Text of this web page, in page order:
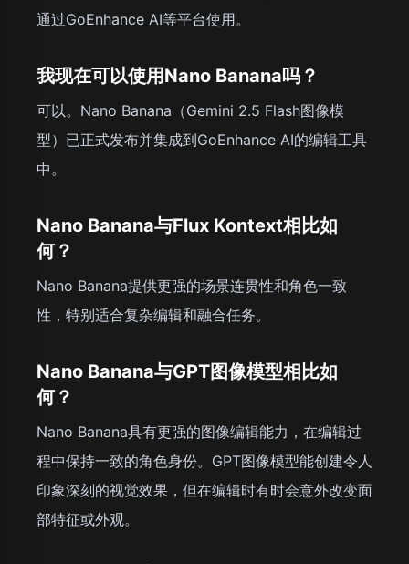
通过GoEnhance AI等平台使用。
我现在可以使用Nano Banana吗？
可以。Nano Banana（Gemini 2.5 Flash图像模
型）已正式发布并集成到GoEnhance AI的编辑工具
中。
Nano Banana与Flux Kontext相比如
何？
Nano Banana提供更强的场景连贯性和角色一致
性，特别适合复杂编辑和融合任务。
Nano Banana与GPT图像模型相比如
何？
Nano Banana具有更强的图像编辑能力，在编辑过
程中保持一致的角色身份。GPT图像模型能创建令人
印象深刻的视觉效果，但在编辑时有时会意外改变面
部特征或外观。